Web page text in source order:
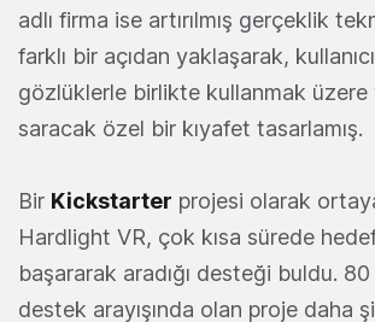
adlı firma ise artırılmış gerçeklik
farklı bir açıdan yaklaşarak,
gözlüklerle birlikte kullanmak üzere
saracak özel bir kıyafet tasarlamış.
Bir Kickstarter projesi olarak
Hardlight VR, çok kısa sürede
başararak aradığı desteği buldu.
destek arayışında olan proje daha